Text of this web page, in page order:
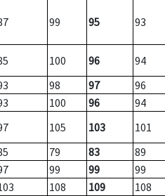
99 95 93
100 96
94
98 97
96
100 96
94
105 103
101
79 83
89
99 99
99
108 109
108